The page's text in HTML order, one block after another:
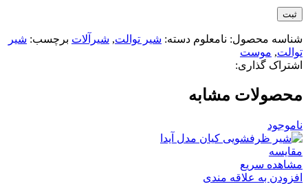
شناسه محصول: نامعلوم دسته: شیر توالت, شیرآلات برچسب: شیر
توالت, موست
اشتراک گذاری:
محصولات مشابه
ناموجود
مقایسه
مشاهده سریع
افزودن به علاقه مندی